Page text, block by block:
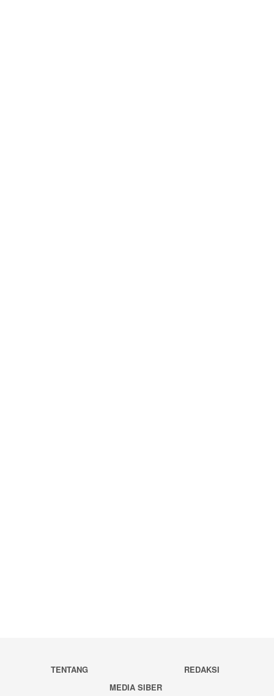
TENTANG
REDAKSI
MEDIA SIBER